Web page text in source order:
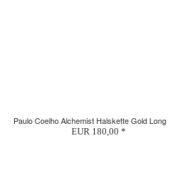
Paulo Coelho Alchemist Halskette Gold Long
EUR 180,00 *